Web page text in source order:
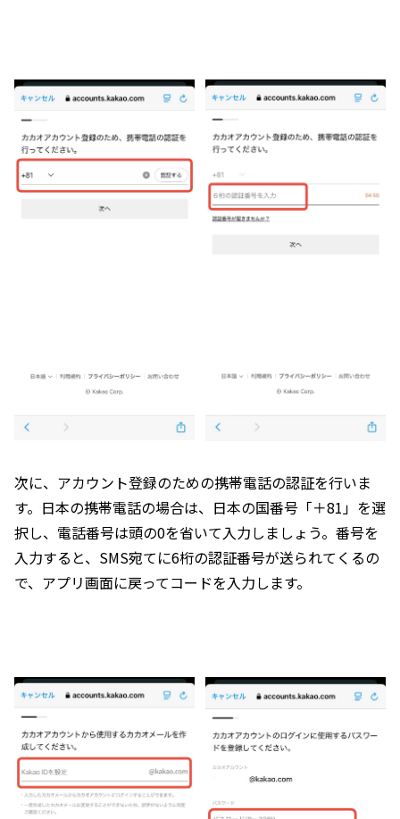
次に、アカウント登録のための携帯電話の認証を行いま
す。日本の携帯電話の場合は、日本の国番号「＋81」を選
択し、電話番号は頭の0を省いて入力しましょう。番号を
入力すると、SMS宛てに6桁の認証番号が送られてくるの
で、アプリ画面に戻ってコードを入力します。